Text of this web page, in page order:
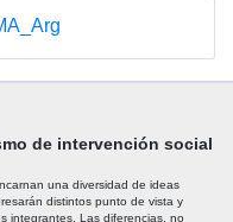
de intervención social
una diversidad de ideas
distintos punto de vista y
integrantes. Las diferencias, no